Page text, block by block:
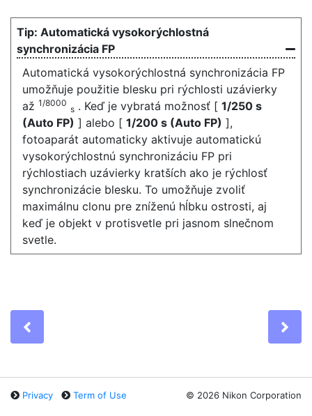
Automatická vysokorýchlostná
synchronizácia FP
Automatická vysokorýchlostná synchronizácia FP
umožňuje použitie blesku pri rýchlosti uzávierky
až 1/8000
s . Keď je vybratá možnosť [ 1/250 s
(Auto FP) ] alebo [ 1/200 s (Auto FP) ],
fotoaparát automaticky aktivuje automatickú
vysokorýchlostnú synchronizáciu FP pri
rýchlostiach uzávierky kratších ako je rýchlosť
synchronizácie blesku. To umožňuje zvoliť
maximálnu clonu pre zníženú hĺbku ostrosti, aj
keď je objekt v protisvetle pri jasnom slnečnom
svetle.
Privacy Term of Use © 2026 Nikon Corporation